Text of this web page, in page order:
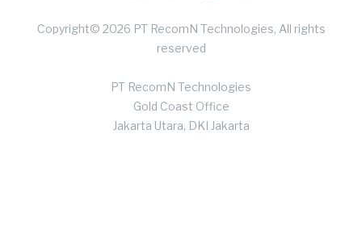
Copyright© 2026 PT RecomN Technologies, All rights
reserved
PT RecomN Technologies
Gold Coast Office
Jakarta Utara, DKI Jakarta